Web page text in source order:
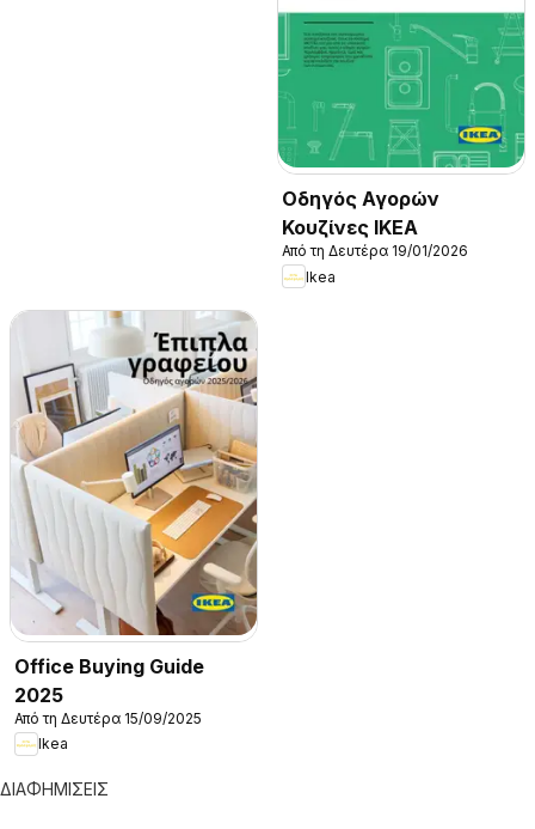
Οδηγός Αγορών
Κουζίνες IKEA
Από τη Δευτέρα 19/01/2026
Ikea
Office Buying Guide
2025
Από τη Δευτέρα 15/09/2025
Ikea
ΔΙΑΦΗΜΙΣΕΙΣ